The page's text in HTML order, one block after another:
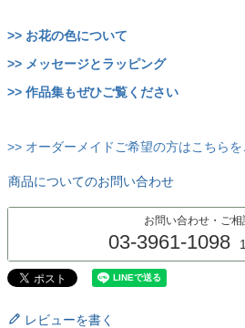
>> お花の色について
>> メッセージとラッピング
>> 作品集もぜひご覧ください
>> オーダーメイドご希望の方はこちら
商品についてのお問い合わせ
お問い合わせ・ご相
03-3961-1098
レビューを書く